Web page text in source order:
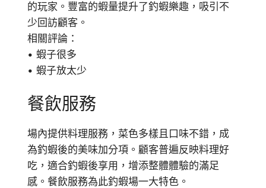
的玩家。豐富的蝦量提升了釣蝦樂趣，吸引不
少回訪顧客。
相關評論：
• 蝦子很多
• 蝦子放太少
餐飲服務
場內提供料理服務，菜色多樣且口味不錯，成
為釣蝦後的美味加分項。顧客普遍反映料理好
吃，適合釣蝦後享用，增添整體體驗的滿足
感。餐飲服務為此釣蝦場一大特色。